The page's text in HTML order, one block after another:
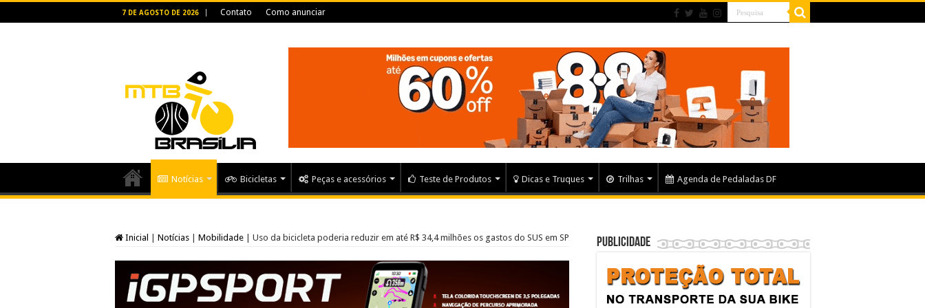
7 DE AGOSTO DE 2026 Contato Como anunciar
Notícias Bicicletas Peças e acessórios Teste de Produtos Dicas e Truques Trilhas Agenda de Pedaladas DF
Inicial Notícias Mobilidade Uso da bicicleta poderia reduzir em até R$ 34,4 milhões os gastos do SUS em SP Publicidade